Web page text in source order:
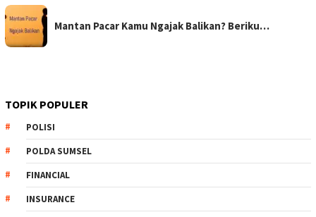
Mantan Pacar Kamu Ngajak Balikan? Beriku…
TOPIK POPULER
POLISI
POLDA SUMSEL
FINANCIAL
INSURANCE